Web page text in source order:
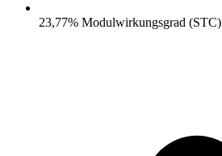
23,77% Modulwirkungsgrad (STC)